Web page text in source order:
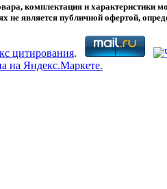
комплектация и характеристики
не является публичной офертой,
.